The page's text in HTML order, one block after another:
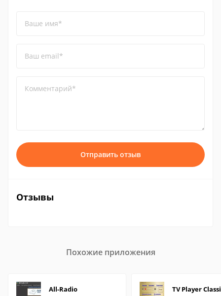
Ваше имя*
Ваш email*
Комментарий*
Отправить отзыв
Отзывы
Похожие приложения
All-Radio TV Player